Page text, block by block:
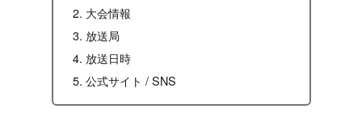
大会情報
放送局
放送日時
公式サイト / SNS